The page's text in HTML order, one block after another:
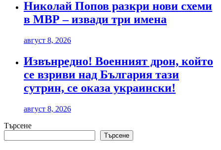
Николай Попов разкри нови схеми
в МВР – извади три имена
август 8, 2026
Извънредно! Военният дрон, който
се взриви над България тази
сутрин, се оказа украински!
август 8, 2026
Търсене
Търсене